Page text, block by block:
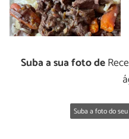
Suba a sua foto de
Suba a foto do